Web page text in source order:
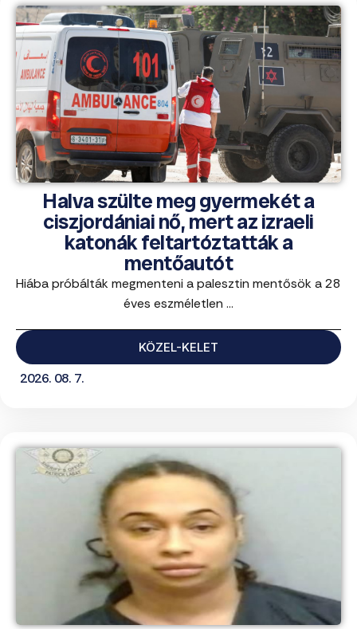
Halva szülte meg gyermekét a
ciszjordániai nő, mert az izraeli
katonák feltartóztatták a
mentőautót
Hiába próbálták megmenteni a palesztin mentősök a 28
éves eszméletlen ...
KÖZEL-KELET
2026. 08. 7.